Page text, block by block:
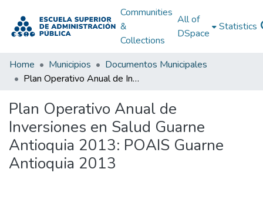
Communities
&
Collections
All of
DSpace
Statistics
Home Municipios
Documentos Municipales
Plan Operativo Anual de Inversiones en Salud Guarne Antioquia 2013: POAIS Guarne Antioquia 2013
Plan Operativo Anual de
Inversiones en Salud Guarne
Antioquia 2013: POAIS Guarne
Antioquia 2013